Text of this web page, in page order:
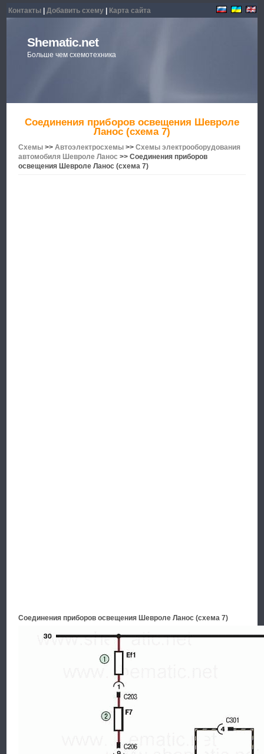
Контакты |Добавить схему Карта сайта
Shematic.net
Больше чем схемотехника
Соединения приборов освещения Шевроле
Ланос (схема 7)
Схемы >>Автоэлектросхемы >>Схемы электрооборудования
автомобиля Шевроле Ланос >> Соединения приборов
освещения Шевроле Ланос (схема 7)
Соединения приборов освещения Шевроле Ланос (схема 7)